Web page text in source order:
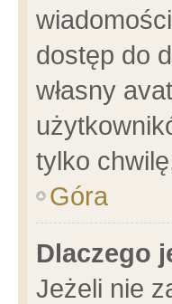
dostęp do
własny
tylko
Góra
Dlaczego
Jeżeli nie